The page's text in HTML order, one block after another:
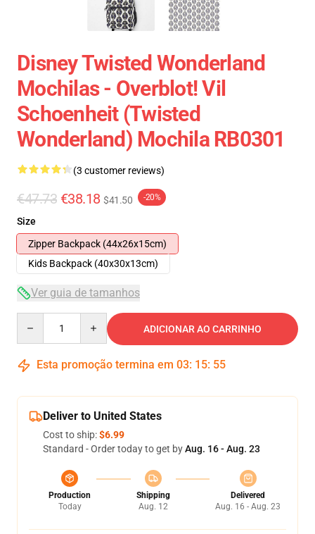
Disney Twisted Wonderland
Mochilas - Overblot! Vil
Schoenheit (Twisted
Wonderland) Mochila RB0301
(3 customer reviews)
€47.73 €38.18 $41.50 -20%
Size
Zipper Backpack (44x26x15cm)
Kids Backpack (40x30x13cm)
Ver guia de tamanhos
ADICIONAR AO CARRINHO
Esta promoção termina em 03: 15: 54
Deliver to United States
Cost to ship:$6.99
Standard - Order today to get byAug. 16 - Aug. 23
Production
Today
Shipping
Aug. 12
Delivered
Aug. 16 - Aug. 23